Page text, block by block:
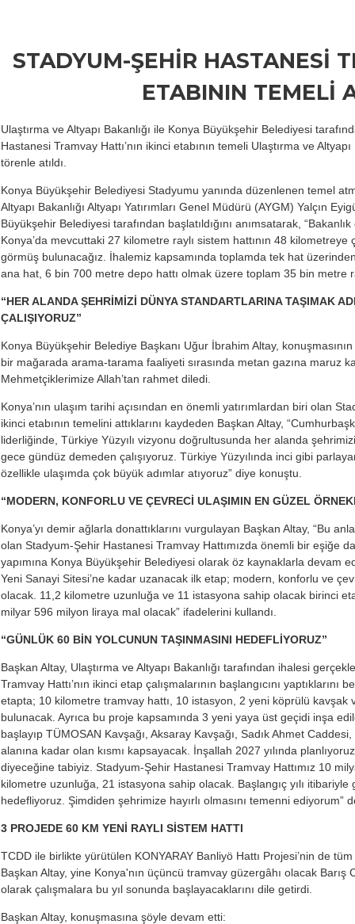
STADYUM-ŞEHİR HASTANESİ
ETABININ TEMELİ
Ulaştırma ve Altyapı Bakanlığı ile Konya Büyükşehir Belediyesi
Hastanesi Tramvay Hattı’nın ikinci etabının temeli Ulaştırma ve
törenle atıldı.
Konya Büyükşehir Belediyesi Stadyumu yanında düzenlenen temel
Altyapı Bakanlığı Altyapı Yatırımları Genel Müdürü (AYGM) Yalçın
Büyükşehir Belediyesi tarafından başlatıldığını anımsatarak,
Konya’da mevcuttaki 27 kilometre raylı sistem hattının 48 kilometreye
görmüş bulunacağız. İhalemiz kapsamında toplamda tek hat
ana hat, 6 bin 700 metre depo hattı olmak üzere toplam 35 bin metre
“HER ALANDA ŞEHRİMİZİ DÜNYA STANDARTLARINA TAŞIMAK
ÇALIŞIYORUZ”
Konya Büyükşehir Belediye Başkanı Uğur İbrahim Altay,
bir mağarada arama-tarama faaliyeti sırasında metan gazına maruz
Mehmetçiklerimize Allah’tan rahmet diledi.
Konya’nın ulaşım tarihi açısından en önemli yatırımlardan biri olan
ikinci etabının temelini attıklarını kaydeden Başkan Altay,
liderliğinde, Türkiye Yüzyılı vizyonu doğrultusunda her alanda
gece gündüz demeden çalışıyoruz. Türkiye Yüzyılında inci gibi
özellikle ulaşımda çok büyük adımlar atıyoruz” diye konuştu.
“MODERN, KONFORLU VE ÇEVRECİ ULAŞIMIN EN GÜZEL
Konya’yı demir ağlarla donattıklarını vurgulayan Başkan Altay, “Bu
olan Stadyum-Şehir Hastanesi Tramvay Hattımızda önemli bir eşiğe
yapımına Konya Büyükşehir Belediyesi olarak öz kaynaklarla devam
Yeni Sanayi Sitesi’ne kadar uzanacak ilk etap; modern, konforlu ve
olacak. 11,2 kilometre uzunluğa ve 11 istasyona sahip olacak birinci
milyar 596 milyon liraya mal olacak” ifadelerini kullandı.
“GÜNLÜK 60 BİN YOLCUNUN TAŞINMASINI HEDEFLİYORUZ”
Başkan Altay, Ulaştırma ve Altyapı Bakanlığı tarafından ihalesi
Tramvay Hattı’nın ikinci etap çalışmalarının başlangıcını yaptıklarını
etapta; 10 kilometre tramvay hattı, 10 istasyon, 2 yeni köprülü kavşak
bulunacak. Ayrıca bu proje kapsamında 3 yeni yaya üst geçidi inşa
başlayıp TÜMOSAN Kavşağı, Aksaray Kavşağı, Sadık Ahmet
alanına kadar olan kısmı kapsayacak. İnşallah 2027 yılında
diyeceğine tabiyiz. Stadyum-Şehir Hastanesi Tramvay Hattımız 10
kilometre uzunluğa, 21 istasyona sahip olacak. Başlangıç yılı itibariyle
hedefliyoruz. Şimdiden şehrimize hayırlı olmasını temenni ediyorum”
3 PROJEDE 60 KM YENİ RAYLI SİSTEM HATTI
TCDD ile birlikte yürütülen KONYARAY Banliyö Hattı Projesi’nin de
Başkan Altay, yine Konya'nın üçüncü tramvay güzergâhı olacak Barış
olarak çalışmalara bu yıl sonunda başlayacaklarını dile getirdi.
Başkan Altay, konuşmasına şöyle devam etti: